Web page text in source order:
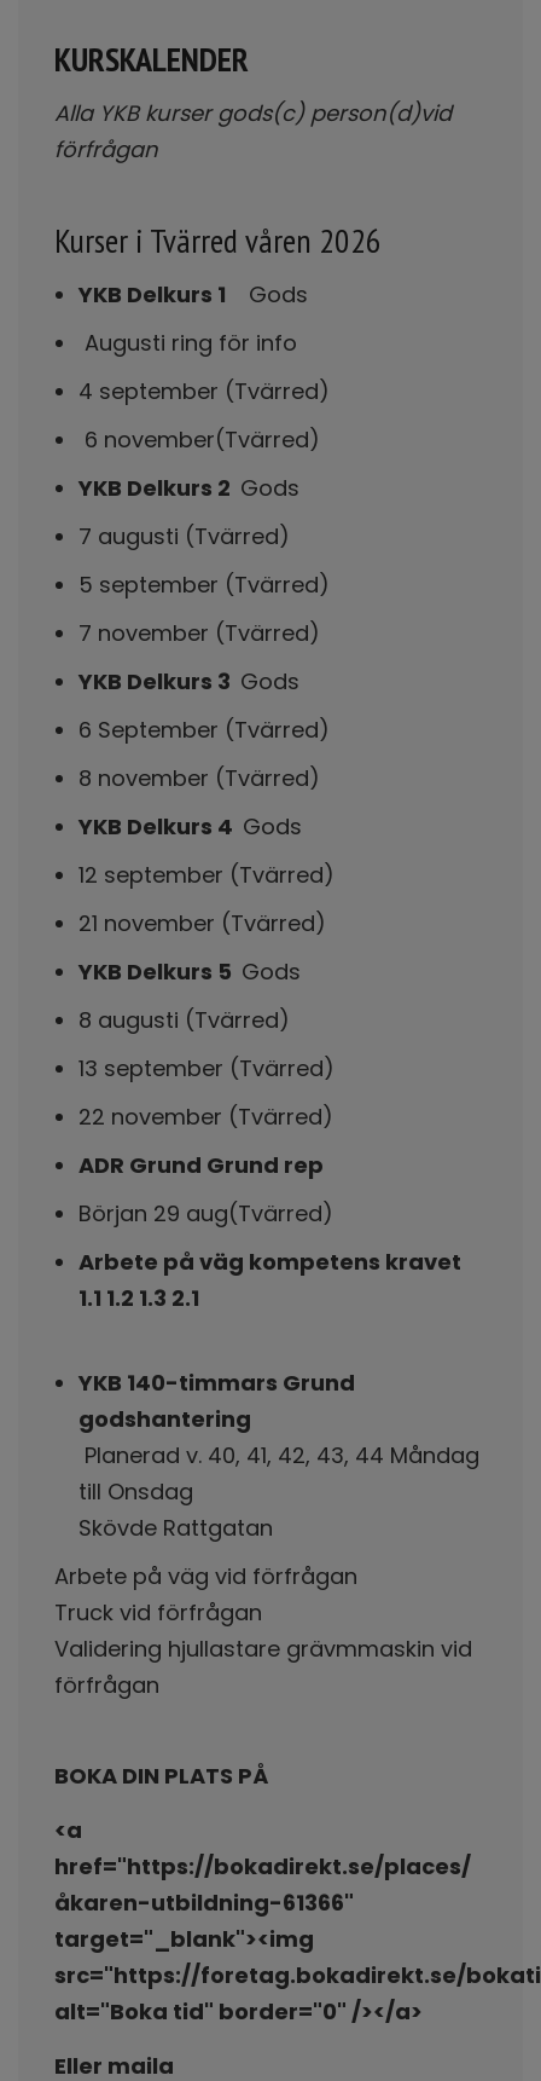
KURSKALENDER
Alla YKB kurser gods(c) person(d)vid
förfrågan
Kurser i Tvärred våren 2026
YKB Delkurs 1
Gods
Augusti ring för info
4 september (Tvärred)
6 november(Tvärred)
YKB Delkurs 2 Gods
7 augusti (Tvärred)
5 september (Tvärred)
7 november (Tvärred)
YKB Delkurs 3 Gods
6 September (Tvärred)
8 november (Tvärred)
YKB Delkurs 4 Gods
12 september (Tvärred)
21 november (Tvärred)
YKB Delkurs 5 Gods
8 augusti (Tvärred)
13 september (Tvärred)
22 november (Tvärred)
ADR Grund Grund rep
Början 29 aug(Tvärred)
Arbete på väg kompetens kravet
1.1 1.2 1.3 2.1
YKB 140-timmars Grund
godshantering
Planerad v. 40, 41, 42, 43, 44 Måndag
till Onsdag
Skövde Rattgatan
Arbete på väg vid förfrågan
Truck vid förfrågan
Validering hjullastare grävmmaskin vid
förfrågan
BOKA DIN PLATS PÅ
<a
href="https://bokadirekt.se/places/
åkaren-utbildning-61366"
target="_blank"><img
src="https://foretag.bokadirekt.se/
alt="Boka tid" border="0" /></a>
Eller maila